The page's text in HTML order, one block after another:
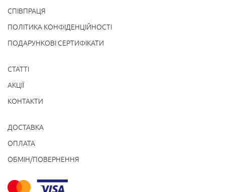
СПІВПРАЦЯ
ПОЛІТИКА КОНФІДЕНЦІЙНОСТІ
ПОДАРУНКОВІ СЕРТИФІКАТИ
СТАТТІ
АКЦІЇ
КОНТАКТИ
ДОСТАВКА
ОПЛАТА
ОБМІН/ПОВЕРНЕННЯ